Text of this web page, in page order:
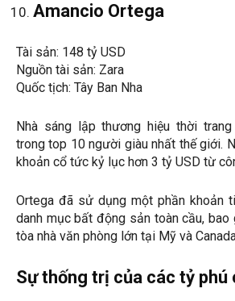
Amancio Ortega
Tài sản: 148 tỷ USD
Nguồn tài sản: Zara
Quốc tịch: Tây Ban Nha
Nhà sáng lập thương hiệu thời
trong top 10 người giàu nhất thế giới.
khoản cổ tức kỷ lục hơn 3 tỷ USD từ
Ortega đã sử dụng một phần khoản
danh mục bất động sản toàn cầu, bao
tòa nhà văn phòng lớn tại Mỹ và
Sự thống trị của các tỷ phú